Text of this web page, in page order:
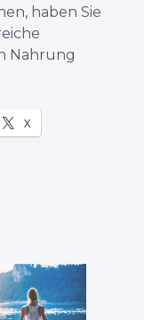
haben Sie
Nahrung
X